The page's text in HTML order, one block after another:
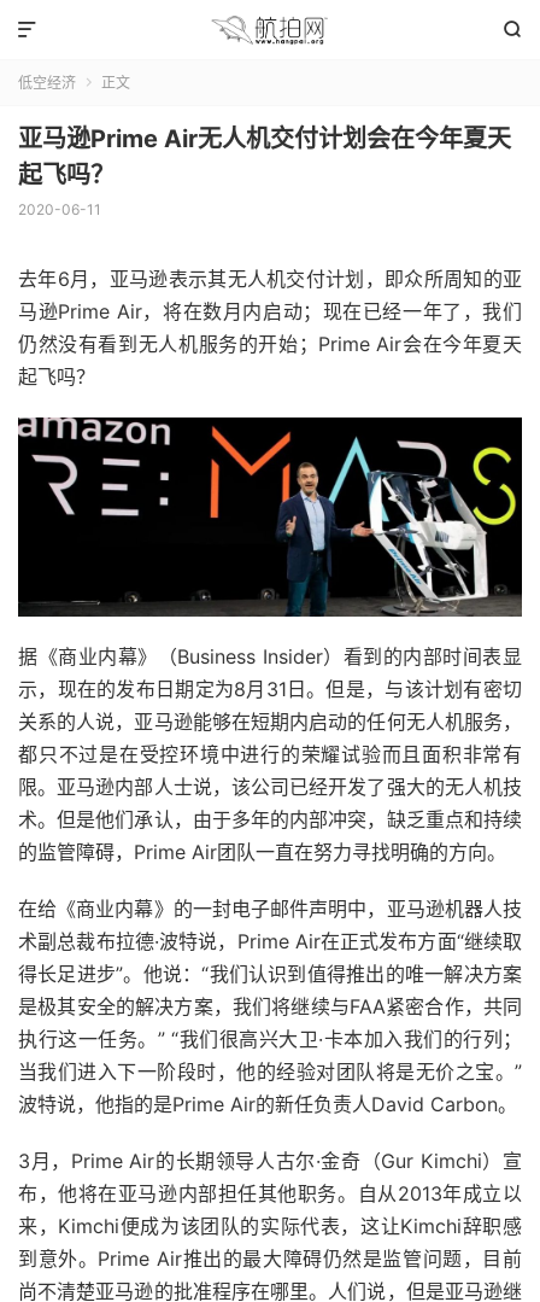


低空经济  正文
亚马逊Prime Air无人机交付计划会在今年夏天
起飞吗？
2020-06-11
去年6月， 亚马逊表示其无人机交付计划，即众所周知的亚
马逊Prime Air，将在数月内启动；现在已经一年了，我们
仍然没有看到无人机服务的开始；Prime Air会在今年夏天
起飞吗？
据《商业内幕》（Business Insider）看到的内部时间表显
示，现在的发布日期定为8月31日。但是，与该计划有密切
关系的人说，亚马逊能够在短期内启动的任何无人机服务，
都只不过是在受控环境中进行的荣耀试验而且面积非常有
限。 亚马逊内部人士说，该公司已经开发了强大的无人机技
术。但是他们承认，由于多年的内部冲突，缺乏重点和持续
的监管障碍，Prime Air团队一直在努力寻找明确的方向。
在给《商业内幕》的一封电子邮件声明中，亚马逊机器人技
术副总裁布拉德·波特说，Prime Air在正式发布方面“继续取
得长足进步”。 他说：“我们认识到值得推出的唯一解决方案
是极其安全的解决方案，我们将继续与FAA紧密合作，共同
执行这一任务。” “我们很高兴大卫·卡本加入我们的行列；
当我们进入下一阶段时，他的经验对团队将是无价之宝。”
波特说，他指的是Prime Air的新任负责人David Carbon。
3月，Prime Air的长期领导人古尔·金奇（Gur Kimchi）宣
布，他将在亚马逊内部担任其他职务。自从2013年成立以
来，Kimchi便成为该团队的实际代表，这让Kimchi辞职感
到意外。 Prime Air推出的最大障碍仍然是监管问题，
目前
尚不清楚亚马逊的批准程序在哪里。人们说，但是亚马逊继